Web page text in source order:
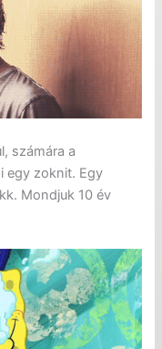
számára a
egy zoknit. Egy
Mondjuk 10 év